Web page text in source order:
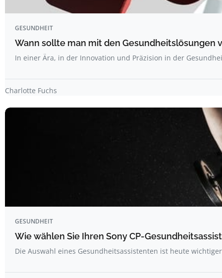
GESUNDHEIT
Wann sollte man mit den Gesundheitslösungen
In einer Ära, in der Innovation und Präzision in der
Charlotte Fuchs
GESUNDHEIT
Wie wählen Sie Ihren Sony CP-
Die Auswahl eines Gesundheitsassistenten ist heute